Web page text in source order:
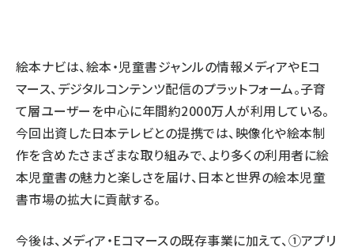
絵本ナビは、絵本・児童書ジャンルの情報メディアやEコ
マース、デジタルコンテンツ配信のプラットフォーム。子育
て層ユーザーを中心に年間約2000万人が利用している。
今回出資した日本テレビとの提携では、映像化や絵本制
作を含めたさまざまな取り組みで、より多くの利用者に絵
本児童書の魅力と楽しさを届け、日本と世界の絵本児童
書市場の拡大に貢献する。
今後は、メディア・Eコマースの既存事業に加えて、①アプリ